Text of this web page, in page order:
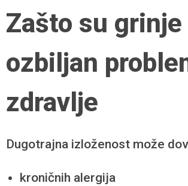
Zašto su grinje
ozbiljan
zdravlje
Dugotrajna izloženost može
kroničnih alergija